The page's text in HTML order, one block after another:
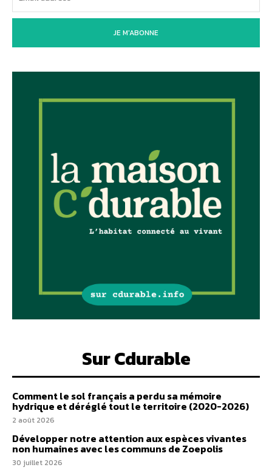
JE M'ABONNE
Sur Cdurable
Comment le sol français a perdu sa mémoire
hydrique et déréglé tout le territoire (2020-2026)
2 août 2026
Développer notre attention aux espèces vivantes
non humaines avec les communs de Zoepolis
30 juillet 2026